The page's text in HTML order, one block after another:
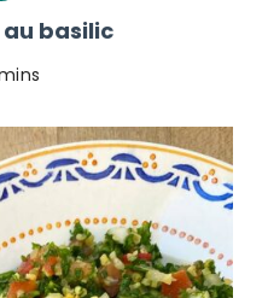
basilic